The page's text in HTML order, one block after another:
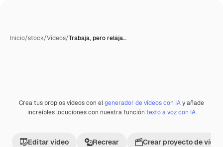
Inicio/stock/Vídeos/Trabaja, pero relája…
Premium
Crea tus propios vídeos con elgenerador de vídeos con IAy añade
increíbles locuciones con nuestra función texto a voz con IA
Editar vídeo Recrear Crear proyecto de vídeo